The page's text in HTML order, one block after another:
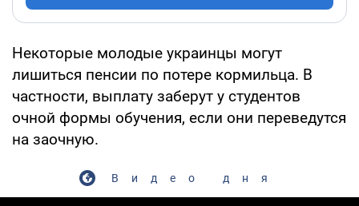
Некоторые молодые украинцы могут
лишиться пенсии по потере кормильца. В
частности, выплату заберут у студентов
очной формы обучения, если они переведутся
на заочную.
Видео дня